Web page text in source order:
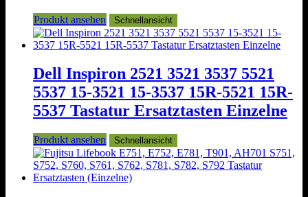
Produkt ansehen Schnellansicht
Dell Inspiron 2521 3521 3537 5521
5537 15-3521 15-3537 15R-5521 15R-
5537 Tastatur Ersatztasten Einzelne
Produkt ansehen Schnellansicht